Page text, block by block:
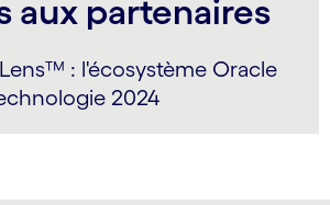
aux partenaires
: l'écosystème Oracle
2024